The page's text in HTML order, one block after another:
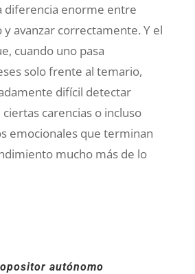
diferencia enorme entre
avanzar correctamente. Y el
cuando uno pasa
solo frente al temario,
difícil detectar
carencias o incluso
emocionales que terminan
mucho más de lo
autónomo